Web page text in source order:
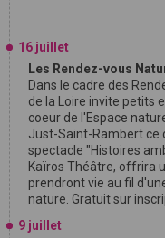
16 juillet
Les Rendez-vous
Dans le cadre des
de la Loire invite petits
coeur de l'Espace
Just-Saint-Rambert ce
spectacle "Histoires
Kaïros Théâtre, offrira
prendront vie au fil
nature. Gratuit sur
9 juillet